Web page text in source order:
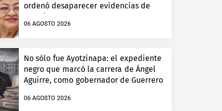
ordenó desaparecer evidencias de
Ayotzinapa
06 AGOSTO 2026
No sólo fue Ayotzinapa: el expediente
negro que marcó la carrera de Ángel
Aguirre, como gobernador de Guerrero
06 AGOSTO 2026